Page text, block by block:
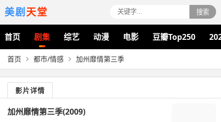
美剧天堂 搜索
首页 剧集 综艺 动漫 电影 豆瓣Top250
首页 都市/情感 加州靡情第三季
影片详情
加州靡情第三季(2009)